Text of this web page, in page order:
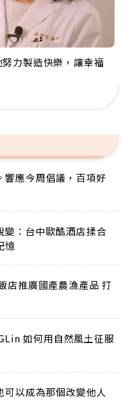
力製造快樂，讓幸福
奉獻36年 「台灣是我
快樂！「蛋黃哥小
奶：退休後才開始真
全球最年長羽球選
這個」
伯拉小提琴還登上小
響應今周倡議，百項好
變：台中歐酷酒店揉合
憶
店推廣國產農漁產品 打
如何用自然風土征服
以成為那個改變他人